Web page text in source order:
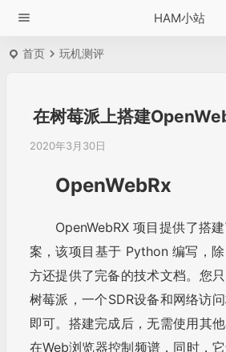
HAM小站
首页 玩机测评
在树莓派上搭建
2020年3月30日
OpenWebRx
OpenWebRX 项目提供了搭
案，该项目基于 Python 编写，
方还提供了完备的技术文档。您
树莓派，一个SDR设备和网络访问
即可。搭建完成后，无需使用其
在Web浏览器控制频谱，同时，